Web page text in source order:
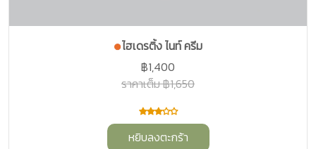
ไฮเดรติ้ง ไนท์ ครีม
฿1,400
ราคาเต็ม ฿1,650
หยิบลงตะกร้า